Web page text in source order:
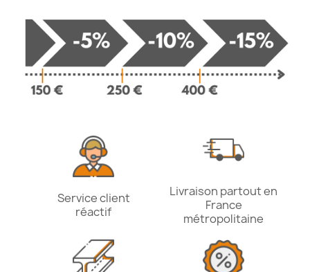
Service client
réactif
Livraison partout en
France
métropolitaine